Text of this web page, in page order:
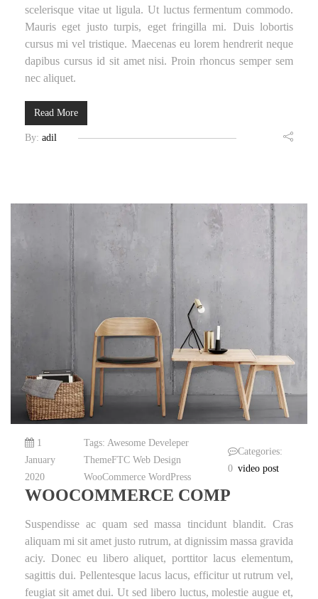
scelerisque vitae ut ligula. Ut luctus fermentum commodo.
Mauris eget justo turpis, eget fringilla mi. Duis lobortis
cursus mi vel tristique. Maecenas eu lorem hendrerit neque
dapibus cursus id sit amet nisi. Proin rhoncus semper sem
nec aliquet.
Read More
By: adil
1
January
2020
Tags: Awesome Develeper
ThemeFTC Web Design
WooCommerce WordPress
0
Categories:
video post
WOOCOMMERCE COMP
Suspendisse ac quam sed massa tincidunt blandit. Cras
aliquam mi sit amet justo rutrum, at dignissim massa gravida
aciy. Donec eu libero aliquet, porttitor lacus elementum,
sagittis dui. Pellentesque lacus lacus, efficitur ut rutrum vel,
feugiat sit amet dui. Ut sed libero luctus, molestie augue et,